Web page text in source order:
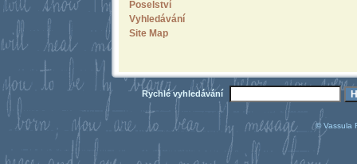
Poselství
Vyhledávání
Site Map
Rychlé vyhledávání
© Vassula